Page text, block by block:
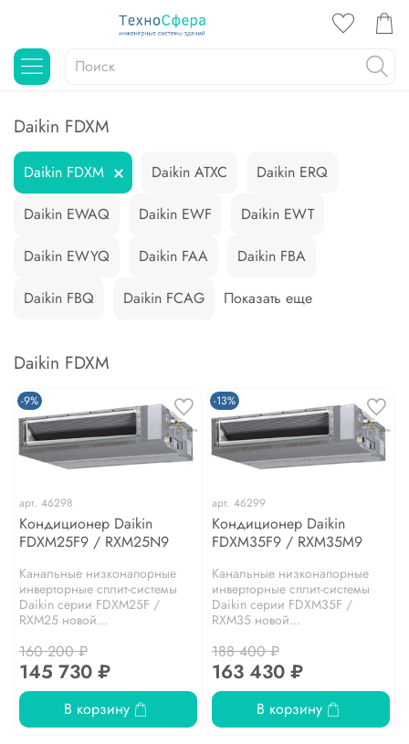
Daikin FDXM
Daikin FDXM Daikin ATXC
Daikin ERQ
Daikin EWAQ
Daikin EWF
Daikin EWT
Daikin EWYQ
Daikin FAA
Daikin FBA
Daikin FBQ
Daikin FCAG Показать еще
Daikin FDXM
-9%
арт. 46298
Кондиционер Daikin
FDXM25F9 / RXM25N9
Канальные низконапорные
инверторные сплит-системы
Daikin серии FDXM25F /
RXM25 новой...
160 200 ₽
145 730 ₽
В корзину
-13%
арт. 46299
Кондиционер Daikin
FDXM35F9 / RXM35M9
Канальные низконапорные
инверторные сплит-системы
Daikin серии FDXM35F /
RXM35 новой...
188 400 ₽
163 430 ₽
В корзину